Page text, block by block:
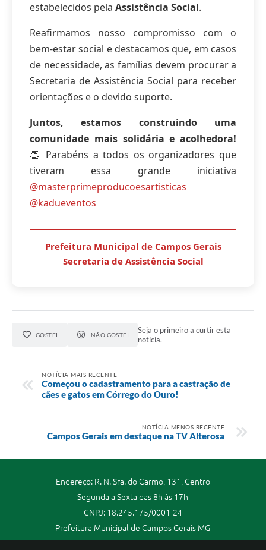
estabelecidos pela Assistência Social.
Reafirmamos nosso compromisso com o
bem-estar social e destacamos que, em casos
de necessidade, as famílias devem procurar a
Secretaria de Assistência Social para receber
orientações e o devido suporte.
Juntos, estamos construindo uma
comunidade mais solidária e acolhedora!
👏 Parabéns a todos os organizadores que
tiveram essa grande iniciativa
@masterprimeproducoesartisticas
@kadueventos
Prefeitura Municipal de Campos Gerais
Secretaria de Assistência Social
GOSTEI NÃO GOSTEI
Seja o primeiro a curtir esta
notícia.
NOTÍCIA MAIS RECENTE
Começou o cadastramento para a castração de
cães e gatos em Córrego do Ouro!
NOTÍCIA MENOS RECENTE
Campos Gerais em destaque na TV Alterosa
Endereço: R. N. Sra. do Carmo, 131, Centro
Segunda a Sexta das 8h às 17h
CNPJ: 18.245.175/0001-24
Prefeitura Municipal de Campos Gerais MG